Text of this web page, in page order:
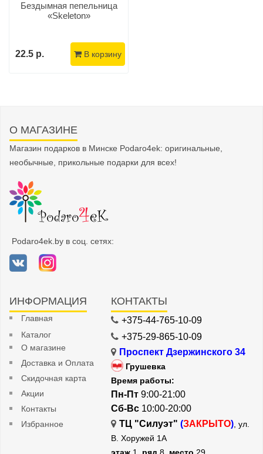
Бездымная пепельница
«Skeleton»
22.5 р. В корзину
О МАГАЗИНЕ
Магазин подарков в Минске Podaro4ek: оригинальные,
необычные, прикольные подарки для всех!
Podaro4ek.by в соц. сетях:
ИНФОРМАЦИЯ
Главная
Каталог
О магазине
Доставка и Оплата
Скидочная карта
Акции
Контакты
Избранное
КОНТАКТЫ
+375-44-765-10-09
+375-29-865-10-09
Проспект Дзержинского 34
Грушевка
Время работы:
Пн-Пт 9:00-21:00
Сб-Вс 10:00-20:00
ТЦ "Силуэт" (ЗАКРЫТО), ул.
В. Хоружей 1А